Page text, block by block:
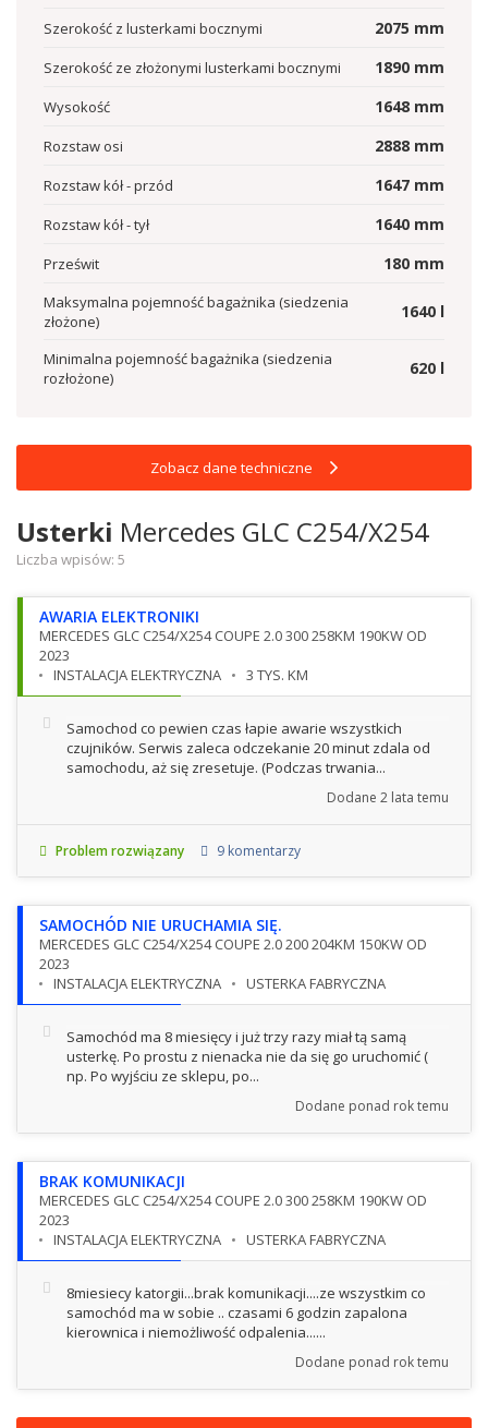
Szerokość z lusterkami bocznymi 2075 mm
Szerokość ze złożonymi lusterkami bocznymi 1890 mm
Wysokość 1648 mm
Rozstaw osi 2888 mm
Rozstaw kół - przód 1647 mm
Rozstaw kół - tył 1640 mm
Prześwit 180 mm
Maksymalna pojemność bagażnika (siedzenia
złożone)
1640 l
Minimalna pojemność bagażnika (siedzenia
rozłożone)
620 l
Zobacz dane techniczne
Usterki Mercedes GLC C254/X254
Liczba wpisów: 5
AWARIA ELEKTRONIKI
MERCEDES GLC C254/X254 COUPE 2.0 300 258KM 190KW OD
2023
INSTALACJA ELEKTRYCZNA
3 TYS. KM
Samochod co pewien czas łapie awarie wszystkich
czujników. Serwis zaleca odczekanie 20 minut zdala od
samochodu, aż się zresetuje. (Podczas trwania...
Dodane 2 lata temu
Problem rozwiązany 9 komentarzy
SAMOCHÓD NIE URUCHAMIA SIĘ.
MERCEDES GLC C254/X254 COUPE 2.0 200 204KM 150KW OD
2023
INSTALACJA ELEKTRYCZNA
USTERKA FABRYCZNA
Samochód ma 8 miesięcy i już trzy razy miał tą samą
usterkę. Po prostu z nienacka nie da się go uruchomić (
np. Po wyjściu ze sklepu, po...
Dodane ponad rok temu
BRAK KOMUNIKACJI
MERCEDES GLC C254/X254 COUPE 2.0 300 258KM 190KW OD
2023
INSTALACJA ELEKTRYCZNA
USTERKA FABRYCZNA
8miesiecy katorgii...brak komunikacji....ze wszystkim co
samochód ma w sobie .. czasami 6 godzin zapalona
kierownica i niemożliwość odpalenia......
Dodane ponad rok temu